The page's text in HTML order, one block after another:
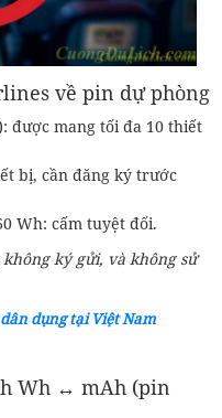
về pin dự phòng
được mang tối đa 10 thiết
bị, cần đăng ký trước
Wh: cấm tuyệt đối.
ký gửi, và không sử
dụng tại Việt Nam
Wh ↔ mAh (pin